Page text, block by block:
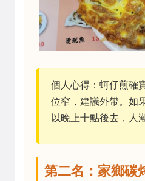
個人心得：蚵仔煎確
位窄，建議外帶。如
以晚上十點後去，人
第二名：家鄉碳